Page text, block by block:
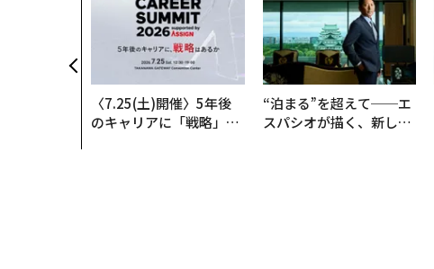
〈7.25(土)開催〉5年後
のキャリアに「戦略」は
“泊まる”を超えて──エ
スパシオが描く、新しい